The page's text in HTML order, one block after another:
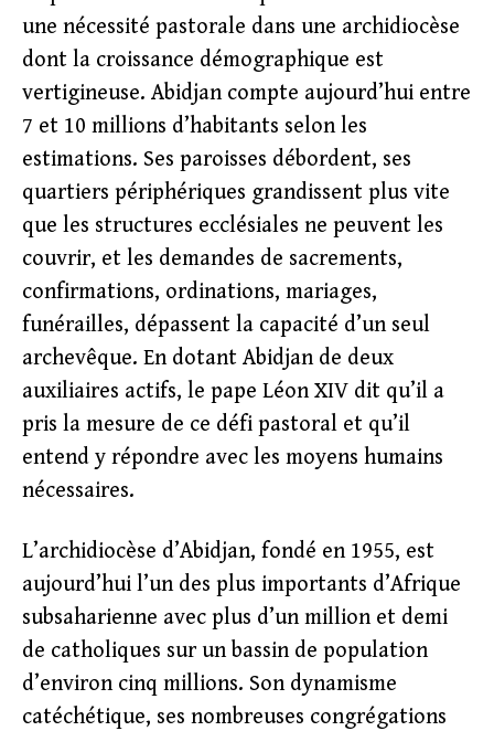
une nécessité pastorale dans une archidiocèse
dont la croissance démographique est
vertigineuse. Abidjan compte aujourd’hui entre
7 et 10 millions d’habitants selon les
estimations. Ses paroisses débordent, ses
quartiers périphériques grandissent plus vite
que les structures ecclésiales ne peuvent les
couvrir, et les demandes de sacrements,
confirmations, ordinations, mariages,
funérailles, dépassent la capacité d’un seul
archevêque. En dotant Abidjan de deux
auxiliaires actifs, le pape Léon XIV dit qu’il a
pris la mesure de ce défi pastoral et qu’il
entend y répondre avec les moyens humains
nécessaires.
L’archidiocèse d’Abidjan, fondé en 1955, est
aujourd’hui l’un des plus importants d’Afrique
subsaharienne avec plus d’un million et demi
de catholiques sur un bassin de population
d’environ cinq millions. Son dynamisme
catéchétique, ses nombreuses congrégations